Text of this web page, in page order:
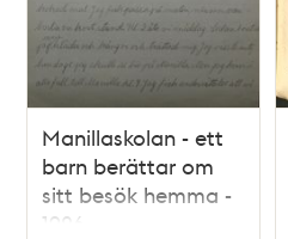
Manillaskolan - ett
barn berättar om
sitt besök hemma -
1926